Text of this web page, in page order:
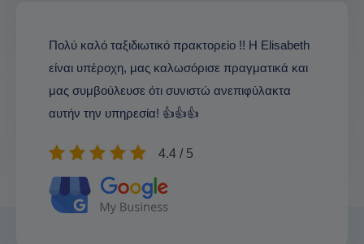
Πολύ καλό ταξιδιωτικό πρακτορείο !! Η Elisabeth
είναι υπέροχη, μας καλωσόρισε πραγματικά και
μας συμβούλευσε ότι συνιστώ ανεπιφύλακτα
αυτήν την υπηρεσία! 👍👍👍
4.4 / 5